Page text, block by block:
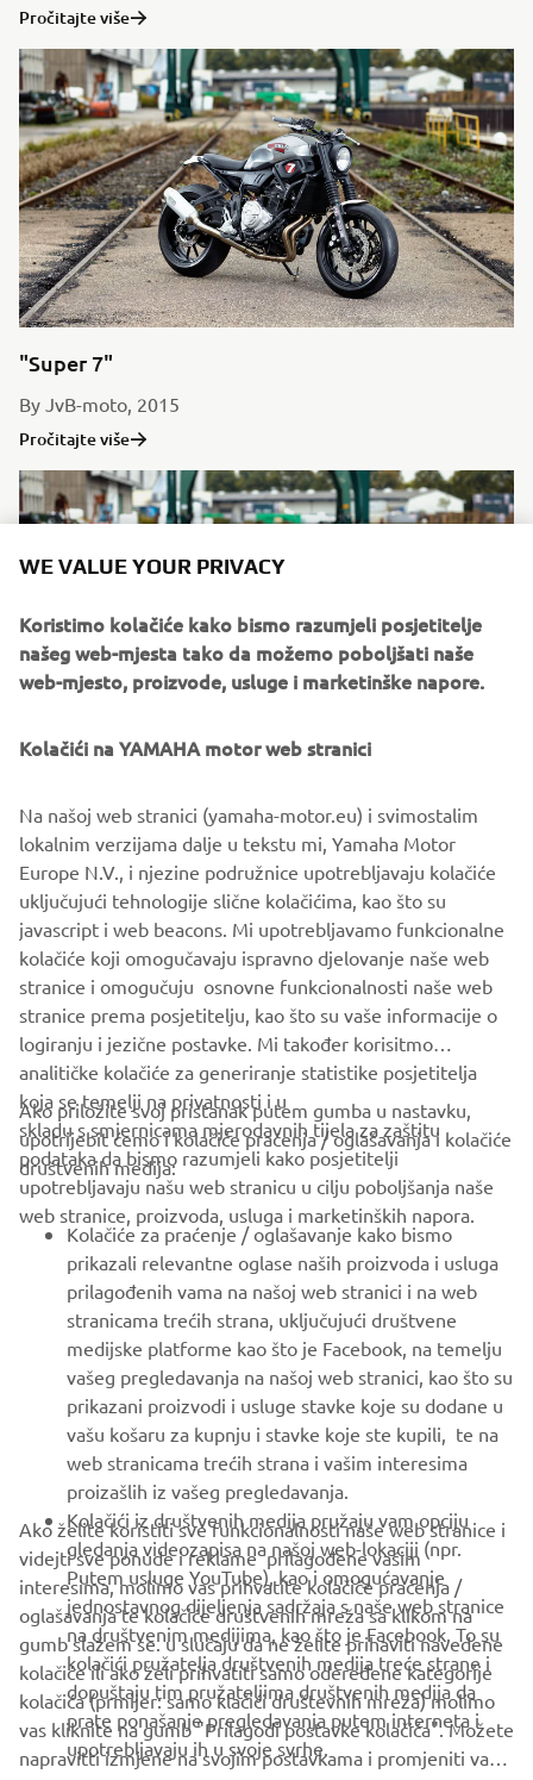
Pročitajte više
"Super 7"
By JvB-moto, 2015
Pročitajte više
By JvB-moto, 2015
XSR700 PRODUCTION MODEL
CORPORATE
FOR BUSINESS
MORE YAMAHA
SUPPORT
BILTEN
Budite prvi koji će saznati o najnovijim ponudama, posebnim
događajima, novim izdanjima i još mnogo toga
PRETPLATITE SE
Pročitajte našu Politiku privatnosti kako biste saznali kako
obrađujemo vaše osobne podatke:Pravila o Zaštiti Privatnosti
WE VALUE YOUR PRIVACY
Koristimo kolačiće kako bismo razumjeli posjetitelje
našeg web-mjesta tako da možemo poboljšati naše
web-mjesto, proizvode, usluge i marketinške napore.
Kolačići na YAMAHA motor web stranici
Na našoj web stranici (yamaha-motor.eu) i svimostalim
lokalnim verzijama dalje u tekstu mi, Yamaha Motor
Europe N.V., i njezine podružnice upotrebljavaju kolačiće
uključujući tehnologije slične kolačićima, kao što su
javascript i web beacons. Mi upotrebljavamo funkcionalne
kolačiće koji omogučavaju ispravno djelovanje naše web
stranice i omogučuju osnovne funkcionalnosti naše web
stranice prema posjetitelju, kao što su vaše informacije o
logiranju i jezične postavke. Mi također korisitmo
analitičke kolačiće za generiranje statistike posjetitelja
koja se temelji na privatnosti i u
skladu s smjernicama mjerodavnih tijela za zaštitu
podataka da bismo razumjeli kako posjetitelji
upotrebljavaju našu web stranicu u cilju poboljšanja naše
web stranice, proizvoda, usluga i marketinških napora.
Ako priložite svoj pristanak putem gumba u nastavku,
upotrijebit ćemo i kolačiće praćenja / oglašavanja i kolačiće
društvenih medija:
Kolačiće za praćenje / oglašavanje kako bismo
prikazali relevantne oglase naših proizvoda i usluga
prilagođenih vama na našoj web stranici i na web
stranicama trećih strana, uključujući društvene
medijske platforme kao što je Facebook, na temelju
vašeg pregledavanja na našoj web stranici, kao što su
prikazani proizvodi i usluge stavke koje su dodane u
vašu košaru za kupnju i stavke koje ste kupili, te na
web stranicama trećih strana i vašim interesima
proizašlih iz vašeg pregledavanja.
Kolačići iz društvenih medija pružaju vam opciju
gledanja videozapisa na našoj web-lokaciji (npr.
Putem usluge YouTube), kao i omogućavanje
jednostavnog dijeljenja sadržaja s naše web stranice
na društvenim medijima, kao što je Facebook. To su
kolačići pružatelja društvenih medija treće strane i
dopuštaju tim pružateljima društvenih medija da
prate ponašanje pregledavanja putem interneta i
upotrebljavaju ih u svoje svrhe.
Ako želite koristiti sve funkcionalnosti naše web stranice i
videjti sve ponude i reklame prilagođene vašim
interesima, molimo vas prihvatite kolačiće praćenja /
oglašavanja te kolačiće društvenih mreža sa klikom na
gumb slažem se. u slučaju da ne želite prihaviti navedene
kolačiće ili ako želi prihvatiti samo odeređene kategorije
kolačića (prmijer: samo klačići društevnih mreža) molimo
vas kliknite na gumb "Prilagodi postavke kolačića". Možete
napravitti izmjene na svojim postavkama i promjeniti vaš